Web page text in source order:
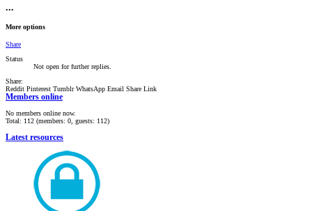
•••
More options
Share
Status
Not open for further replies.
Share:
Reddit Pinterest Tumblr WhatsApp Email Share Link
Members online
No members online now.
Total: 112 (members: 0, guests: 112)
Latest resources